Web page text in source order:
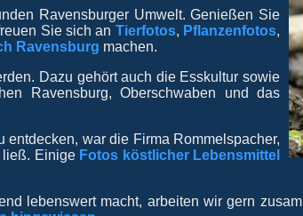
Ravensburger Umwelt. Genießen Sie
Sie sich an Tierfotos, Pflanzenfotos,
Ravensburg machen.
Dazu gehört auch die Esskultur sowie
Ravensburg, Oberschwaben und das
war die Firma Rommelspacher,
ließ. Einige Fotos köstlicher Lebensmittel
lebenswert macht, arbeiten wir gern